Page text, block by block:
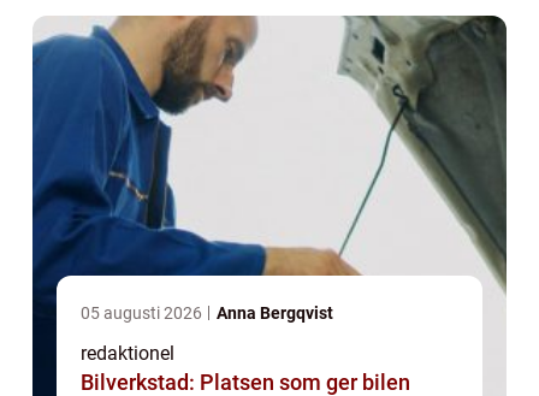
05 augusti 2026 Anna Bergqvist
redaktionel
Bilverkstad: Platsen som ger bilen